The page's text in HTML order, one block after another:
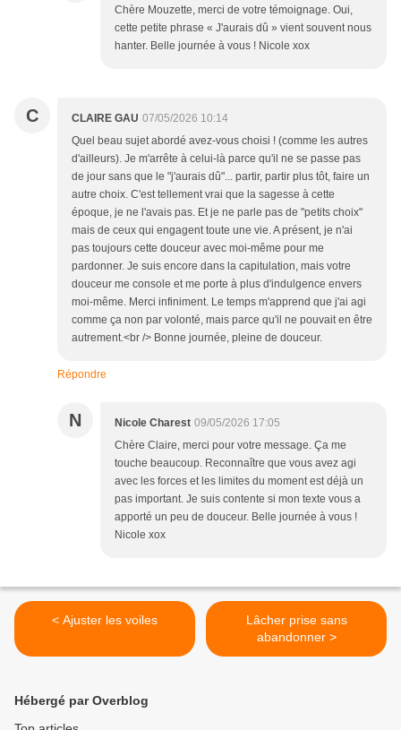
Chère Mouzette, merci de votre témoignage. Oui,
cette petite phrase « J'aurais dû » vient souvent nous
hanter. Belle journée à vous ! Nicole xox
C CLAIRE GAU 07/05/2026 10:14
Quel beau sujet abordé avez-vous choisi ! (comme les autres
d'ailleurs). Je m'arrête à celui-là parce qu'il ne se passe pas
de jour sans que le "j'aurais dû"... partir, partir plus tôt, faire un
autre choix. C'est tellement vrai que la sagesse à cette
époque, je ne l'avais pas. Et je ne parle pas de "petits choix"
mais de ceux qui engagent toute une vie. A présent, je n'ai
pas toujours cette douceur avec moi-même pour me
pardonner. Je suis encore dans la capitulation, mais votre
douceur me console et me porte à plus d'indulgence envers
moi-même. Merci infiniment. Le temps m'apprend que j'ai agi
comme ça non par volonté, mais parce qu'il ne pouvait en être
autrement.<br /> Bonne journée, pleine de douceur.
Répondre
N Nicole Charest 09/05/2026 17:05
Chère Claire, merci pour votre message. Ça me
touche beaucoup. Reconnaître que vous avez agi
avec les forces et les limites du moment est déjà un
pas important. Je suis contente si mon texte vous a
apporté un peu de douceur. Belle journée à vous !
Nicole xox
< Ajuster les voiles
Lâcher prise sans
abandonner >
Hébergé par Overblog